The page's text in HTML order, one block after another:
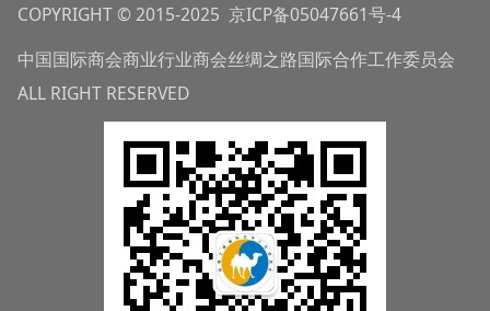
COPYRIGHT © 2015-2025 京ICP备05047661号-4
中国国际商会商业行业商会丝绸之路国际合作工作委员会
ALL RIGHT RESERVED